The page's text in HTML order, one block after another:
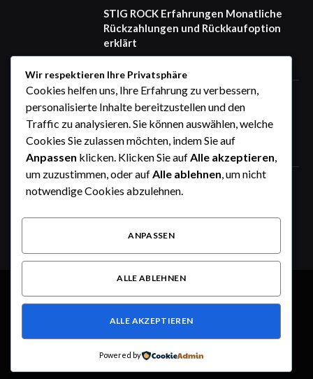
STIG ROCK Erfahrungen Monatliche
Rückzahlungen und Rückkaufoption
erklärt
STIG ROCK Erfahrungen Deutsch
Seriös oder nicht Ein ausführlicher
Überblick
Zeitrechner online: Stunden, Minuten,
August 3, 2026
© 2026 Alle Rechte vorbehalten.Dusseldorf Style
Haftung für Inhalte
Datenschutzerklärung
Wir respektieren Ihre Privatsphäre
Cookies helfen uns, Ihre Erfahrung zu verbessern,
personalisierte Inhalte bereitzustellen und den
Traffic zu analysieren. Sie können auswählen, welche
Cookies Sie zulassen möchten, indem Sie auf
Anpassen klicken. Klicken Sie aufAlle akzeptieren,
um zuzustimmen, oder aufAlle ablehnen, um nicht
notwendige Cookies abzulehnen.
ANPASSEN
ALLE ABLEHNEN
ALLE AKZEPTIEREN
Powered by